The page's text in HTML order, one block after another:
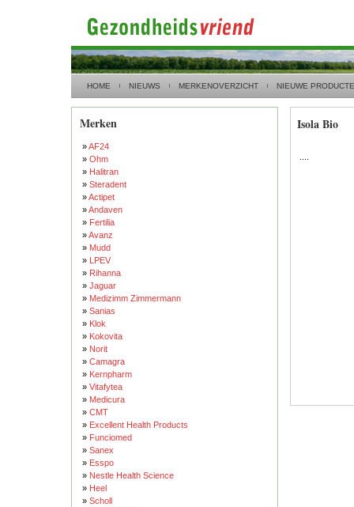
HOME NIEUWS MERKENOVERZICHT NIEUWE
Merken
»AF24
» Ohm
» Halitran
» Steradent
»Actipet
»Andaven
» Fertilia
»Avanz
» Mudd
» LPEV
» Rihanna
» Jaguar
» Medizimm Zimmermann
» Sanias
» Klok
» Kokovita
» Norit
» Camagra
» Kernpharm
» Vitafytea
» Medicura
» CMT
» Excellent Health Products
» Funciomed
» Sanex
» Esspo
» Nestle Health Science
» Heel
» Scholl
Isola Bio